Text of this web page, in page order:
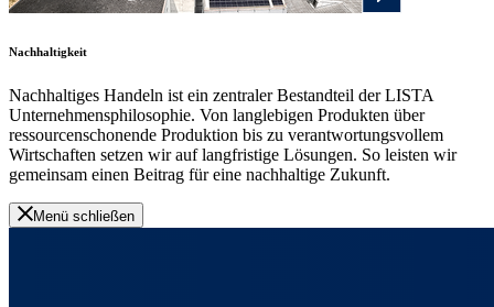
Nachhaltigkeit
Nachhaltiges Handeln ist ein zentraler Bestandteil der LISTA
Unternehmensphilosophie. Von langlebigen Produkten über
ressourcenschonende Produktion bis zu verantwortungsvollem
Wirtschaften setzen wir auf langfristige Lösungen. So leisten wir
gemeinsam einen Beitrag für eine nachhaltige Zukunft.
Menü schließen